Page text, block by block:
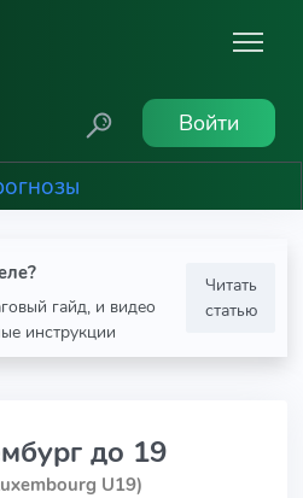
Войти
гайд, и видео
инструкции
Читать
статью
до 19
U19)